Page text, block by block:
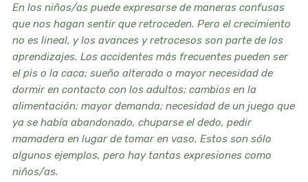
En los niños/as puede expresarse de maneras confusas
que nos hagan sentir que retroceden. Pero el crecimiento
no es lineal, y los avances y retrocesos son parte de los
aprendizajes. Los accidentes más frecuentes pueden ser
el pis o la caca; sueño alterado o mayor necesidad de
dormir en contacto con los adultos; cambios en la
alimentación; mayor demanda; necesidad de un juego que
ya se había abandonado, chuparse el dedo, pedir
mamadera en lugar de tomar en vaso. Estos son sólo
algunos ejemplos, pero hay tantas expresiones como
niños/as.